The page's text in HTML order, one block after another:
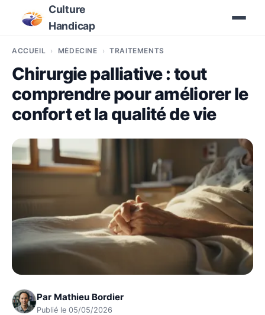
Culture
Handicap
ACCUEIL MÉDECINE TRAITEMENTS
Chirurgie palliative : tout
comprendre pour améliorer le
confort et la qualité de vie
Par Mathieu Bordier
Publié le 05/05/2026